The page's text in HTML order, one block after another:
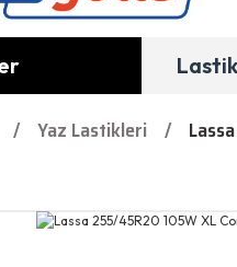
Lastik
Yaz Lastikleri